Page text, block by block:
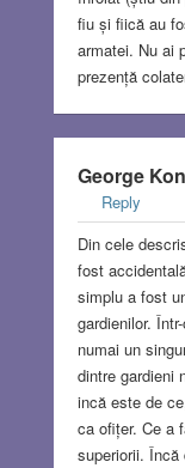
fiu și fiică au
armatei. Nu ai
prezență
George
Reply
Din cele
fost
simplu a fost
gardienilor.
numai un
dintre gardieni
incă este de
ca ofițer. Ce a
superiorii.